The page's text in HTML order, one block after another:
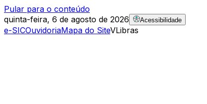
Pular para o conteúdo
quinta-feira, 6 de agosto de 2026
Acessibilidade
e-SICOuvidoriaMapa do SiteVLibras